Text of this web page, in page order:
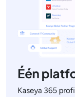
Één
Kaseya 365